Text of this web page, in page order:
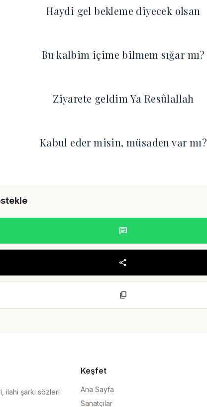
Haydi gel bekleme diyecek olsan
Bu kalbim içime bilmem sığar mı?
Ziyarete geldim Ya Resûlallah
Kabul eder misin, müsaden var mı?
chat
share
content_copy
ilahi şarkı sözleri
Keşfet
Ana Sayfa
Sanatçılar